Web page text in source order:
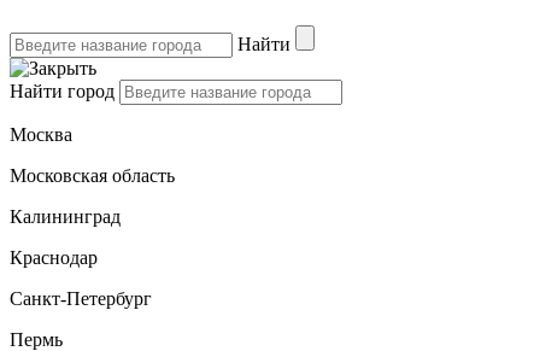
Найти
Найти город
Москва
Московская область
Калининград
Краснодар
Санкт-Петербург
Пермь